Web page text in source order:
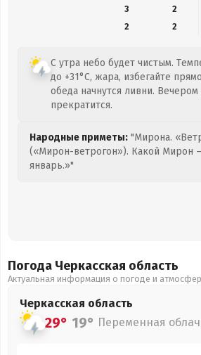
3
2
2
2
С утра небо будет чистым.
до +31°C, жара, избегайте
обеда начнутся ливни.
прекратится.
Народные приметы: "Мирона.
(«Мирон-ветрогон»). Какой Мирон
январь.»"
Погода Черкасская область
Актуальная информация о погоде и
Черкасская область
29° 19° Переменная